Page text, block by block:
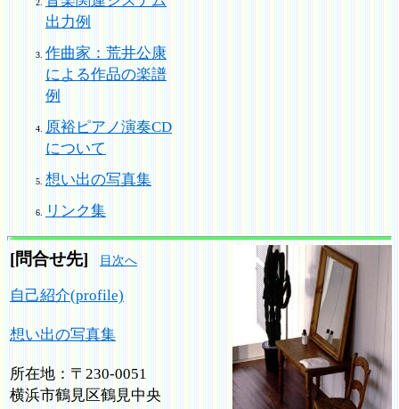
出力例
作曲家：荒井公康
による作品の楽譜
例
原裕ピアノ演奏CD
について
想い出の写真集
リンク集
[問合せ先] 目次へ
自己紹介(profile)
想い出の写真集
所在地：〒230-0051
横浜市鶴見区鶴見中央